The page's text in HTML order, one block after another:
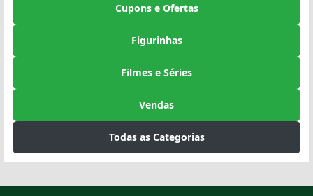
Cupons e Ofertas
Figurinhas
Filmes e Séries
Vendas
Todas as Categorias